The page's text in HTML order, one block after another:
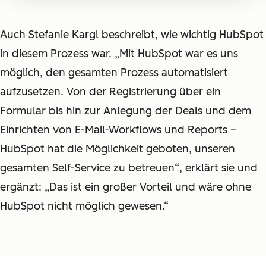
Auch Stefanie Kargl beschreibt, wie wichtig HubSpot
in diesem Prozess war. „Mit HubSpot war es uns
möglich, den gesamten Prozess automatisiert
aufzusetzen. Von der Registrierung über ein
Formular bis hin zur Anlegung der Deals und dem
Einrichten von E-Mail-Workflows und Reports –
HubSpot hat die Möglichkeit geboten, unseren
gesamten Self-Service zu betreuen“, erklärt sie und
ergänzt: „Das ist ein großer Vorteil und wäre ohne
HubSpot nicht möglich gewesen.“